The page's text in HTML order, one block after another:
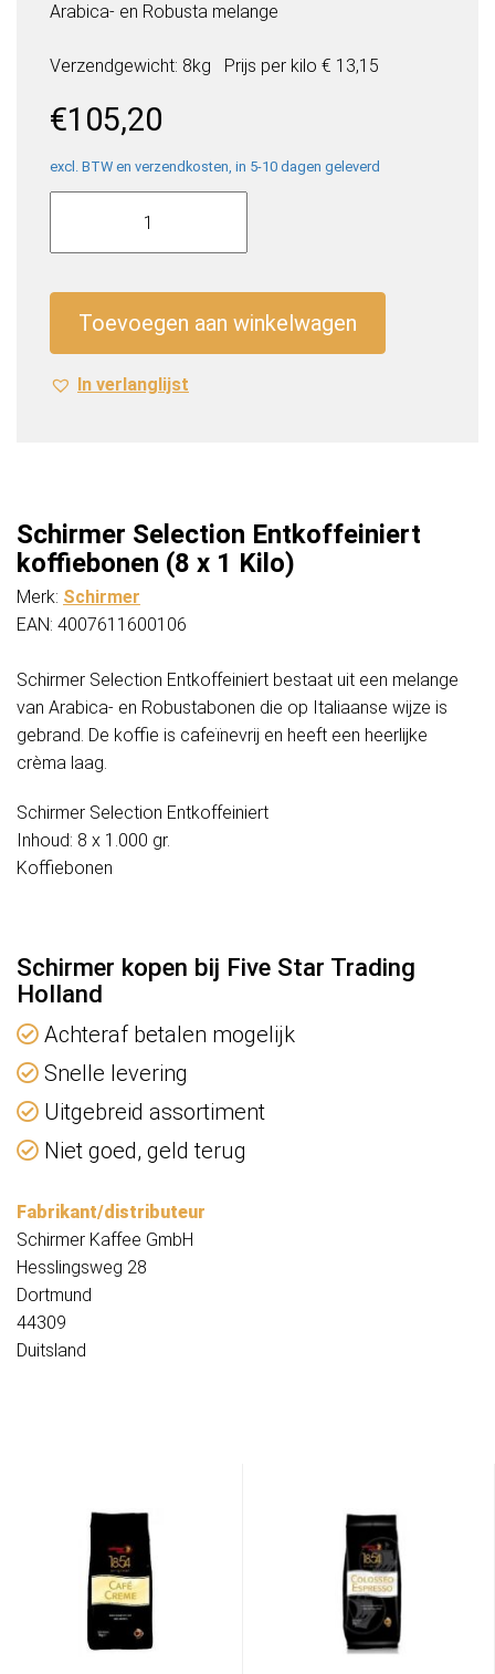
Arabica- en Robusta melange
Verzendgewicht: 8kg Prijs per kilo € 13,15
€105,20
excl. BTW en verzendkosten, in 5-10 dagen geleverd
Schirmer
Entkoffeiniert
1
Kilo)
Toevoegen aan winkelwagen
In verlanglijst
Schirmer Selection Entkoffeiniert
koffiebonen (8 x 1 Kilo)
Merk: Schirmer
EAN: 4007611600106
Schirmer Selection Entkoffeiniert bestaat uit een melange
van Arabica- en Robustabonen die op Italiaanse wijze is
gebrand. De koffie is cafeïnevrij en heeft een heerlijke
crèma laag.
Schirmer Selection Entkoffeiniert
Inhoud: 8 x 1.000 gr.
Koffiebonen
Schirmer kopen bij Five Star Trading
Holland
Achteraf betalen mogelijk
Snelle levering
Uitgebreid assortiment
Niet goed, geld terug
Fabrikant/distributeur
Schirmer Kaffee GmbH
Hesslingsweg 28
Dortmund
44309
Duitsland